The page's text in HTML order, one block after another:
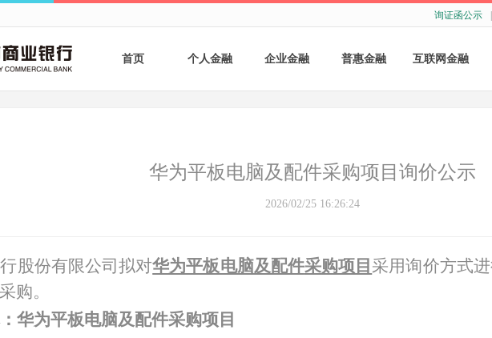
询证函公示
首页 个人金融
财富管理
企业金融
票据融资
普惠金融 互联网金融
华为平板电脑及配件采购项目询价公示
2026/02/25 16:26:24
股份有限公司拟对华为平板电脑及配件采购项目 采用询价方式
购。
华为平板电脑及配件采购项目